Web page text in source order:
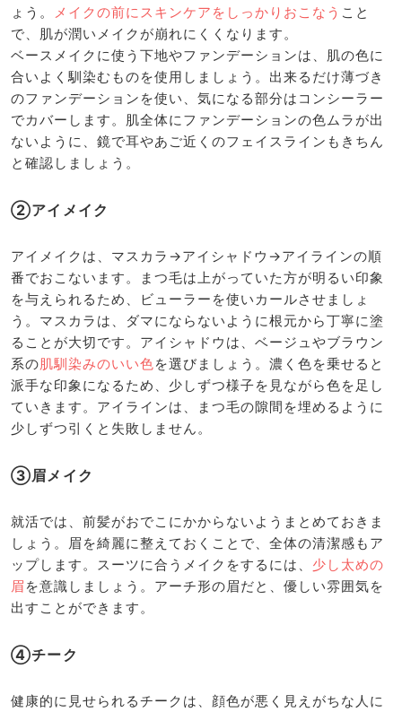
ょう。
メイクの前にスキンケアをしっかりおこなう こと
で、肌が潤いメイクが崩れにくくなります。
ベースメイクに使う下地やファンデーションは、肌の色に
合いよく馴染むものを使用しましょう。出来るだけ薄づき
のファンデーションを使い、気になる部分はコンシーラー
でカバーします。肌全体にファンデーションの色ムラが出
ないように、鏡で耳やあご近くのフェイスラインもきちん
と確認しましょう。
②アイメイク
アイメイクは、マスカラ→アイシャドウ→アイラインの順
番でおこないます。まつ毛は上がっていた方が明るい印象
を与えられるため、ビューラーを使いカールさせましょ
う。マスカラは、ダマにならないように根元から丁寧に塗
ることが大切です。アイシャドウは、ベージュやブラウン
系の肌馴染みのいい色を選びましょう。濃く色を乗せると
派手な印象になるため、少しずつ様子を見ながら色を足し
ていきます。アイラインは、まつ毛の隙間を埋めるように
少しずつ引くと失敗しません。
③眉メイク
就活では、前髪がおでこにかからないようまとめておきま
しょう。眉を綺麗に整えておくことで、全体の清潔感もア
ップします。スーツに合うメイクをするには、 少し太めの
眉 を意識しましょう。アーチ形の眉だと、優しい雰囲気を
出すことができます。
④チーク
健康的に見せられるチークは、顔色が悪く見えがちな人に